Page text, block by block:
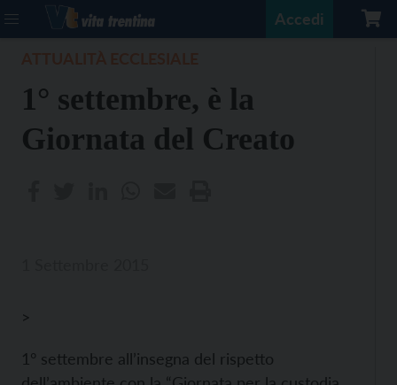
Accedi
1° settembre, è la
Giornata del Creato
>
1° settembre all’insegna del rispetto